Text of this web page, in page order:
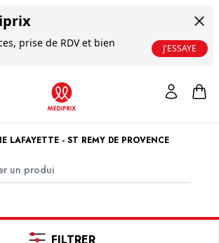
prise de RDV et bien
J'ESSAYE
LAFAYETTE - ST REMY DE PROVENCE